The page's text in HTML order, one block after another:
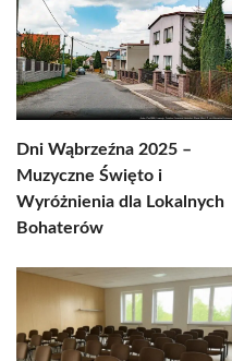
Dni Wąbrzeźna 2025 –
Muzyczne Święto i
Wyróżnienia dla Lokalnych
Bohaterów